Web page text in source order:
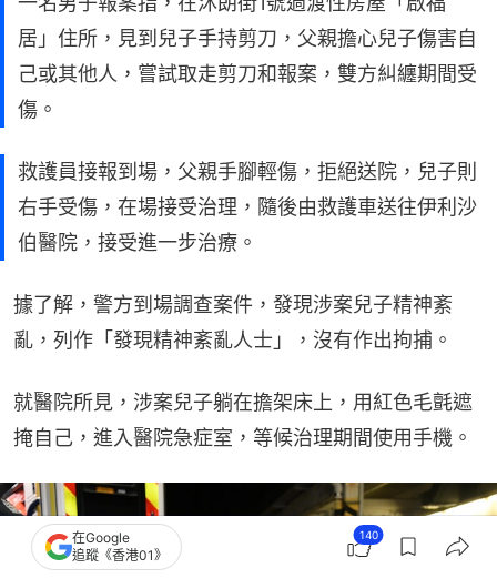
居」住所，見到兒子手持剪刀，父親擔心兒子傷害自
己或其他人，嘗試取走剪刀和報案，雙方糾纏期間受
傷。
救護員接報到場，父親手腳輕傷，拒絕送院，兒子則
右手受傷，在場接受治理，隨後由救護車送往伊利沙
伯醫院，接受進一步治療。
據了解，警方到場調查案件，發現涉案兒子精神紊
亂，列作「發現精神紊亂人士」，沒有作出拘捕。
就醫院所見，涉案兒子躺在擔架床上，用紅色毛氈遮
掩自己，進入醫院急症室，等候治理期間使用手機。
在Google
追蹤《香港01》
140